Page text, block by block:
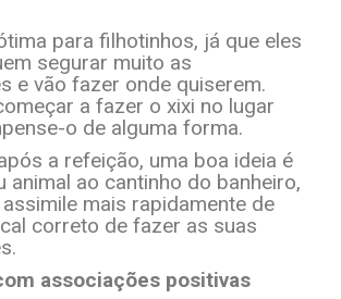
para filhotinhos, já que eles
segurar muito as
e vão fazer onde quiserem.
a fazer o xixi no lugar
o de alguma forma.
a refeição, uma boa ideia é
animal ao cantinho do banheiro,
mais rapidamente de
correto de fazer as suas
associações positivas